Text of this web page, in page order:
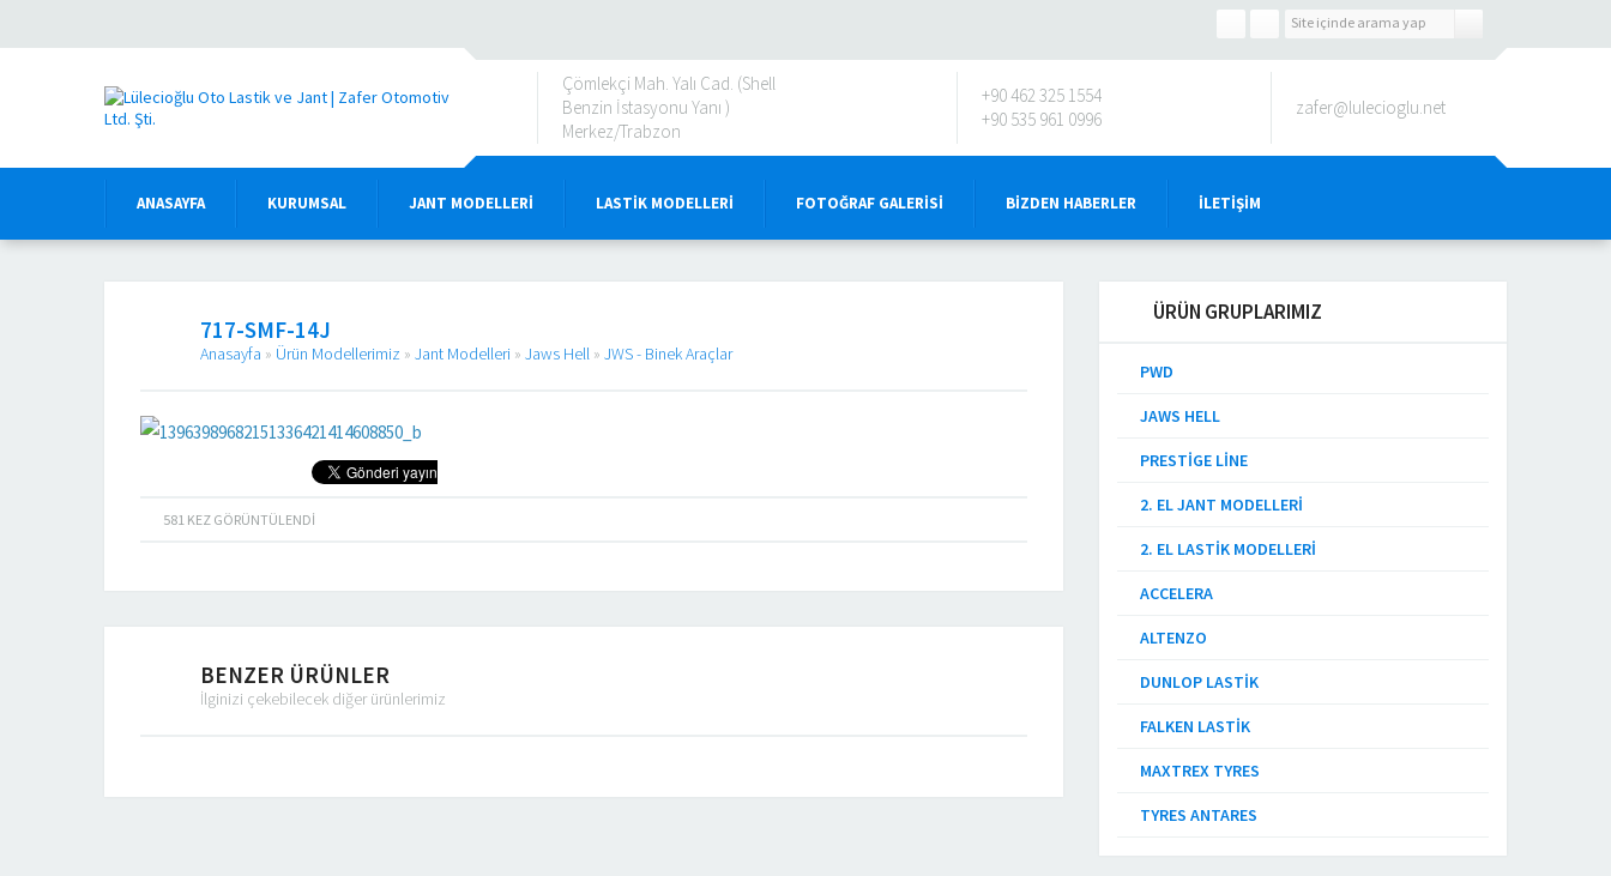
Çömlekçi Mah. Yalı Cad. (Shell
Benzin İstasyonu Yanı )
Merkez/Trabzon
+90 462 325 1554
+90 535 961 0996
zafer@lulecioglu.net
ANASAYFA KURUMSAL JANT MODELLERI LASTIK MODELLERI FOTOĞRAF GALERISI BIZDEN HABERLER İLETIŞIM
717-SMF-14J
Anasayfa » Ürün Modellerimiz » Jant Modelleri » Jaws Hell » JWS - Binek Araçlar
581 KEZ GÖRÜNTÜLENDI
BENZER ÜRÜNLER
İlginizi çekebilecek diğer ürünlerimiz
ÜRÜN GRUPLARIMIZ
PWD
JAWS HELL
PRESTIGE LINE
2. EL JANT MODELLERI
2. EL LASTIK MODELLERI
ACCELERA
ALTENZO
DUNLOP LASTIK
FALKEN LASTIK
MAXTREX TYRES
TYRES ANTARES